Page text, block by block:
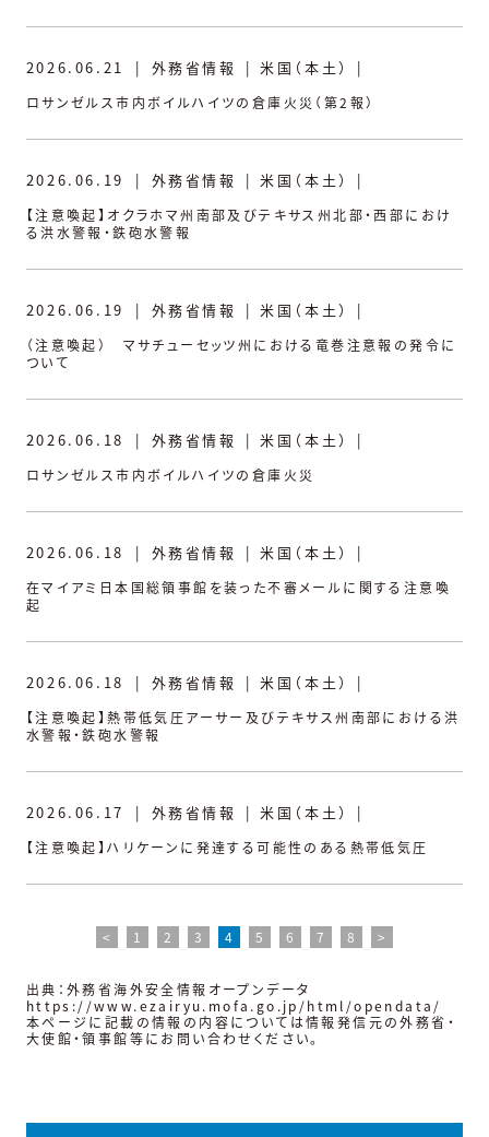
2026.06.21 | 外務省情報 | 米国（本土） |
ロサンゼルス市内ボイルハイツの倉庫火災（第2報）
2026.06.19 | 外務省情報 | 米国（本土） |
【注意喚起】オクラホマ州南部及びテキサス州北部・西部におけ
る洪水警報・鉄砲水警報
2026.06.19 | 外務省情報 | 米国（本土） |
（注意喚起） マサチューセッツ州における竜巻注意報の発令に
ついて
2026.06.18 | 外務省情報 | 米国（本土） |
ロサンゼルス市内ボイルハイツの倉庫火災
2026.06.18 | 外務省情報 | 米国（本土） |
在マイアミ日本国総領事館を装った不審メールに関する注意喚
起
2026.06.18 | 外務省情報 | 米国（本土） |
【注意喚起】熱帯低気圧アーサー及びテキサス州南部における洪
水警報・鉄砲水警報
2026.06.17 | 外務省情報 | 米国（本土） |
【注意喚起】ハリケーンに発達する可能性のある熱帯低気圧
< 1 2 3 4 5 6 7 8 >
出典：外務省海外安全情報オープンデータ
https://www.ezairyu.mofa.go.jp/html/opendata/
本ページに記載の情報の内容については情報発信元の外務省・
大使館・領事館等にお問い合わせください。